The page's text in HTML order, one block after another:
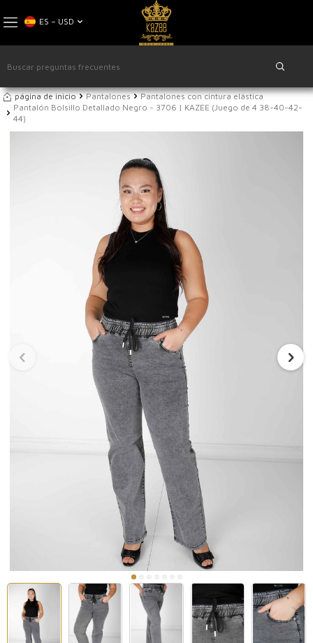
ES − USD
página de inicio Pantalones
Pantalones con cintura elástica
Pantalón Bolsillo Detallado Negro - 3706 | KAZEE (Juego de 4 38-40-42-
44)